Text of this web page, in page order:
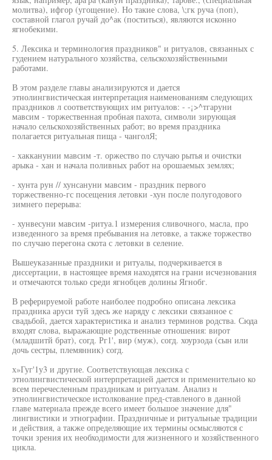
молитва), ифгор (угощение). Но такие слова, \;гк руча (поп),
составной глагол ручай до^ак (поститься), являются исконно
ягнобекими.
5. Лексика и терминология праздников" и ритуалов, связанных с
гудением натурального хозяйства, сельскохозяйственными
работами.
В этом разделе главы анализируются и дается
этнолингвистическая интерпретация наименованиям следующих
праздников л соответствующих им ритуалов: - -¡>^тгаруни
мавсим - торжественная пробная пахота, символи зирующая
начало сельскохозяйственных работ; во время праздника
полагается ритуальная пища - чанголЯ;
- хакканунии мавсим -т. оржество по случаю рытья и очистки
арыка - хан и начала поливных работ на орошаемых землях;
- хунта рун // хунсануни мавсим - праздник первого
торжественно-гс посещения летовки -хун после полугодового
зимнего перерыва:
- хунвесуни мавсим -ритуа.1 измерения сливочного, масла, про
изведенного за время пребывания на летовке, а также торжество
по случаю перегона скота с летовки в селение.
Вышеуказанные праздники и ритуалы, подчеркивается в
диссертации, в настоящее время находятся на грани исчезнования
и отмечаются только среди ягнобцев долины Ягнобг.
В реферируемой работе наиболее подробно описана лексика
праздника аруси туй здесь же наряду с лексики связанное с
свадьбой, дается характеристика и анализ терминов родства. Сюда
входят слова, выражающие родственные отношения: вирот
(младшитй брат), согд. Рг1', вир (муж), согд. хоурзода (сын или
дочь сестры, племянник) согд.
х»Гуг'1у3 и другие. Соответствующая лексика с
этнолингвистической интерпретацией дается и применительно ко
всем перечесленным праздникам и ритуалам. Анализ н
этнолингвистическое истолкование пред-ставленого в данной
главе материала прежде всего имеет большое значение для"
лингвистики и этнографии. Праздничные и ритуальные традиции
и действия, а также определяющие их термины осмысляются с
точки зрения их необходимости для жизненного и хозяйственного
цикла.